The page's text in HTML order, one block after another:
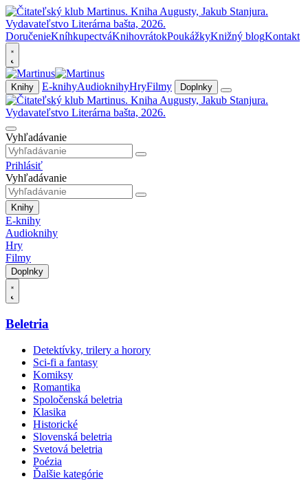
DoručenieKníhkupectváKnihovrátokPoukážkyKnižný blogKontakt
Knihy E-knihyAudioknihyHryFilmy Doplnky
Vyhľadávanie
Prihlásiť
Vyhľadávanie
Knihy
E-knihy
Audioknihy
Hry
Filmy
Doplnky
Beletria
Detektívky, trilery a horory
Sci-fi a fantasy
Komiksy
Romantika
Spoločenská beletria
Klasika
Historické
Slovenská beletria
Svetová beletria
Poézia
Ďalšie kategórie